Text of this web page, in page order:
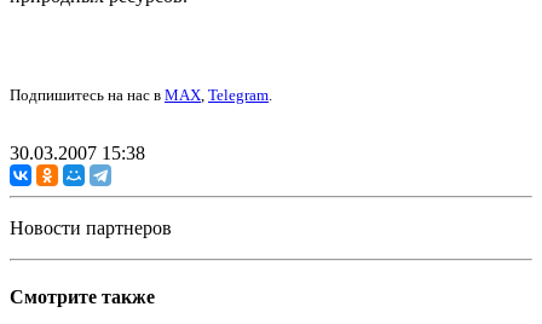
Подпишитесь на нас в MAX, Telegram.
30.03.2007 15:38
Новости партнеров
Смотрите также